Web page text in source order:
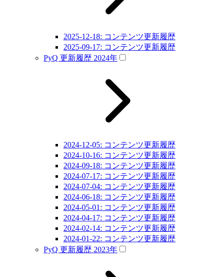
2025-12-18: コンテンツ更新履歴
2025-09-17: コンテンツ更新履歴
PyQ 更新履歴 2024年
2024-12-05: コンテンツ更新履歴
2024-10-16: コンテンツ更新履歴
2024-09-18: コンテンツ更新履歴
2024-07-17: コンテンツ更新履歴
2024-07-04: コンテンツ更新履歴
2024-06-18: コンテンツ更新履歴
2024-05-01: コンテンツ更新履歴
2024-04-17: コンテンツ更新履歴
2024-02-14: コンテンツ更新履歴
2024-01-22: コンテンツ更新履歴
PyQ 更新履歴 2023年